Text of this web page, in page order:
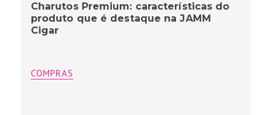
Charutos Premium: características do
produto que é destaque na JAMM
Cigar
COMPRAS